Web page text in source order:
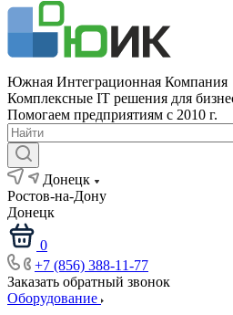
Южная Интеграционная Компания
Комплексные IT решения для
Помогаем предприятиям с 2010 г.
Донецк
Ростов-на-Дону
Донецк
0
+7 (856) 388-11-77
Заказать обратный звонок
Оборудование